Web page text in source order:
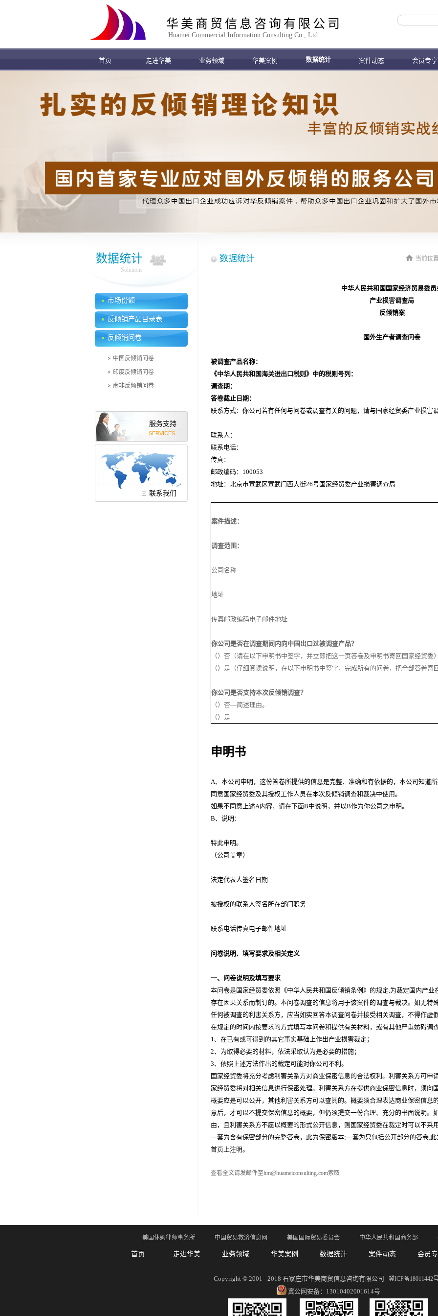
华美商贸信息咨询有限公司
Huamei Commercial Information Consulting Co., Ltd.
首页 走进华美 业务领域 华美案例 数据统计 案件动态 会员专享
数据统计
Solutions
市场份额
反倾销产品目录表
反倾销问卷
中国反倾销问卷
印度反倾销问卷
南非反倾销问卷
服务支持
SERVICES
联系我们
数据统计 当前位
中华人民共和国国家经济贸易委员
产业损害调查局
反倾销案
国外生产者调查问卷
被调查产品名称：
《中华人民共和国海关进出口税则》中的税则号列：
调查期：
答卷截止日期：
联系方式：你公司若有任何与问卷或调查有关的问题，请与国家经贸委产业损害
联系人：
联系电话：
传真：
邮政编码： 100053
地址：北京市宣武区宣武门西大街26号国家经贸委产业损害调查局
案件描述：
调查范围：
公司名称
地址
传真邮政编码电子邮件地址
你公司是否在调查期间内向中国出口过被调查产品？
（）否（请在以下申明书中签字，并立即把这一页答卷及申明书寄回国家经贸委
（）是（仔细阅读说明，在以下申明书中签字，完成所有的问卷，把全部答卷寄
你公司是否支持本次反倾销调查？
（）否—简述理由。
（）是
申明书
A、本公司申明，这份答卷所提供的信息是完整、准确和有依据的，本公司知道
同意国家经贸委及其授权工作人员在本次反倾销调查和裁决中使用。
如果不同意上述A内容，请在下面B中说明，并以B作为你公司之申明。
B、说明：
特此申明。
（公司盖章）
法定代表人签名日期
被授权的联系人签名所在部门职务
联系电话传真电子邮件地址
问卷说明、填写要求及相关定义
一、问卷说明及填写要求
本问卷是国家经贸委依照《中华人民共和国反倾销条例》的规定,为裁定国内产业
存在因果关系而制订的。本问卷调查的信息将用于该案件的调查与裁决。如无特
任何被调查的利害关系方，应当如实回答本调查问卷并接受相关调查，不得作虚
在规定的时间内按要求的方式填写本问卷和提供有关材料，或有其他严重妨碍调
1、在已有或可得到的其它事实基础上作出产业损害裁定；
2、为取得必要的材料，依法采取认为是必要的措施；
3、依照上述方法作出的裁定可能对你公司不利。
国家经贸委将充分考虑利害关系方对商业保密信息的合法权利。利害关系方可申
家经贸委将对相关信息进行保密处理。利害关系方在提供商业保密信息时，须向
概要应是可以公开，其他利害关系方可以查阅的。概要须合理表达商业保密信息
意后，才可以不提交保密信息的概要，但仍须提交一份合理、充分的书面说明。
由，且利害关系方不愿以概要的形式公开信息，则国家经贸委在裁定时可以不采
一套为含有保密部分的完整答卷，此为保密版本;一套为只包括公开部分的答卷,
首页上注明。
查看全文请发邮件至hm@huameiconsulting.com索取
首页 走进华美 业务领域 华美案例 数据统计 案件动态 会员
Copyright © 2001 - 2018 石家庄市华美商贸信息咨询有限公司 冀ICP备18011442
冀公网安备：13010402001614号
美国休姆律师事务所 中国贸易救济信息网 美国国际贸易委员会 中华人民共和国商务部